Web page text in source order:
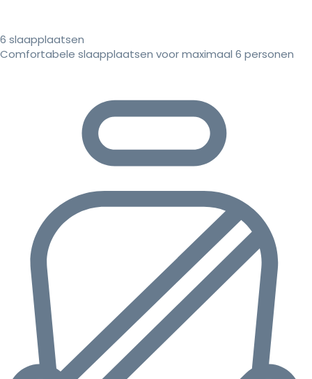
6 slaapplaatsen
Comfortabele slaapplaatsen voor maximaal 6 personen